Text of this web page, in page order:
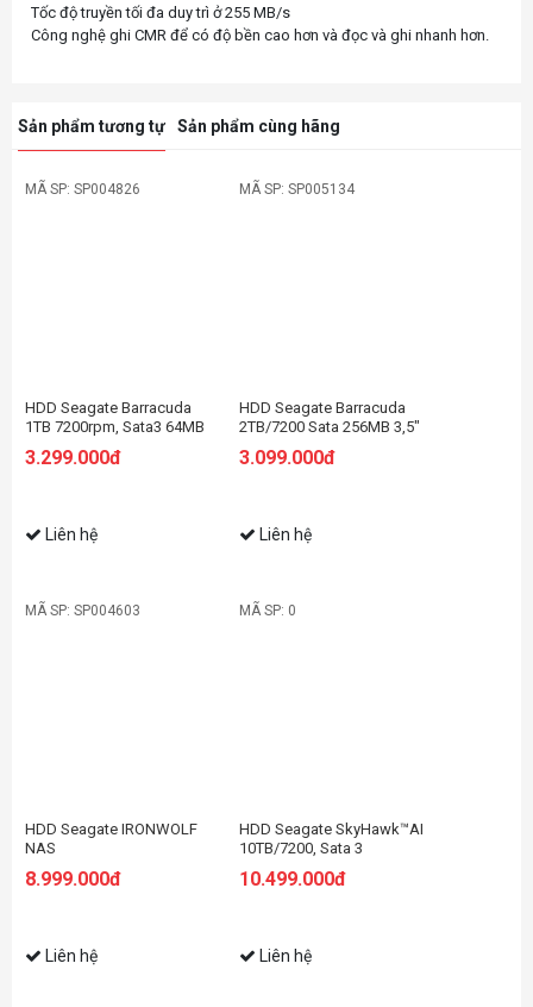
Tốc độ truyền tối đa duy trì ở 255 MB/s
Sản phẩm tương tự Sản phẩm cùng hãng
MÃ SP: SP004826
HDD Seagate Barracuda
1TB 7200rpm, Sata3 64MB
3.299.000đ
Liên hệ
MÃ SP: SP005134
HDD Seagate Barracuda
2TB/7200 Sata 256MB 3,5"
3.099.000đ
Liên hệ
MÃ SP: SP004603
HDD Seagate IRONWOLF
NAS
Cache
8.999.000đ
Liên hệ
MÃ SP: 0
HDD Seagate SkyHawk™AI
10TB/7200, Sata 3
10.499.000đ
Liên hệ